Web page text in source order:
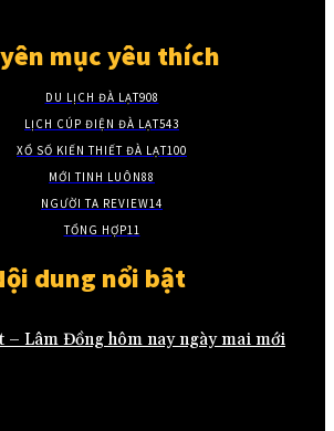
mục yêu thích
DU LỊCH ĐÀ LẠT908
LỊCH CÚP ĐIỆN ĐÀ LẠT543
XỔ SỐ KIẾN THIẾT ĐÀ LẠT100
MỚI TINH LUÔN88
NGƯỜI TA REVIEW14
TỔNG HỢP11
dung nổi bật
– Lâm Đồng hôm nay ngày mai mới